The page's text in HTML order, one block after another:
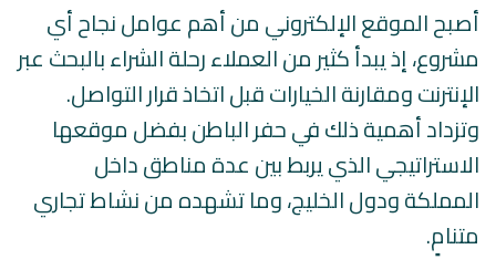
أصبح الموقع الإلكتروني من أهم عوامل نجاح أي
مشروع، إذ يبدأ كثير من العملاء رحلة الشراء بالبحث عبر
الإنترنت ومقارنة الخيارات قبل اتخاذ قرار التواصل.
وتزداد أهمية ذلك في حفر الباطن بفضل موقعها
الاستراتيجي الذي يربط بين عدة مناطق داخل
المملكة ودول الخليج، وما تشهده من نشاط تجاري
متنامٍ.